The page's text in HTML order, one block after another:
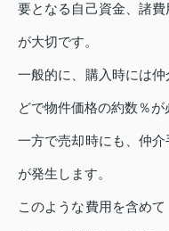
要となる自己資金、諸
が大切です。
一般的に、購入時には
どで物件価格の約数％が
一方で売却時にも、仲
が発生します。
このような費用を含め